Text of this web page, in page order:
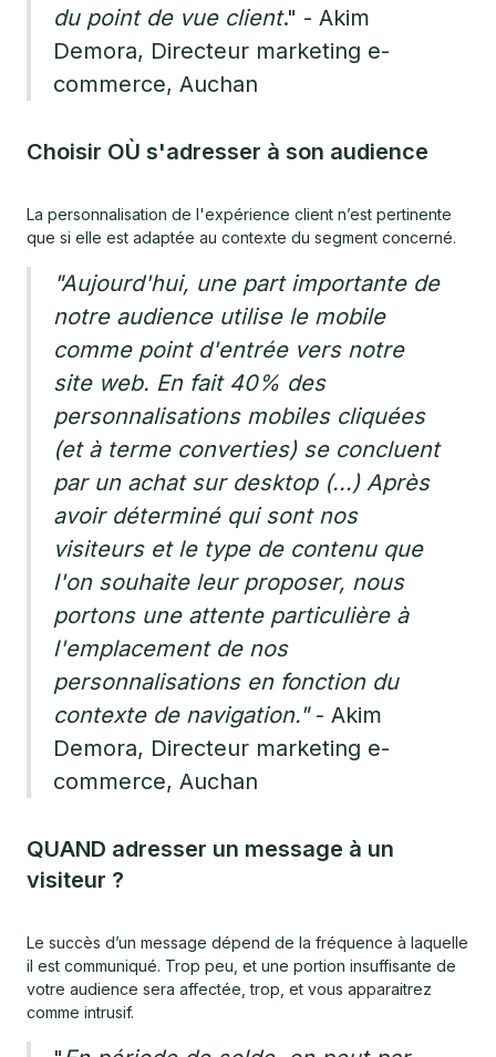
du point de vue client." - Akim
Demora, Directeur marketing e-
commerce, Auchan
Choisir OÙ s'adresser à son audience
La personnalisation de l'expérience client n’est pertinente
que si elle est adaptée au contexte du segment concerné.
"Aujourd'hui, une part importante de
notre audience utilise le mobile
comme point d'entrée vers notre
site web. En fait 40% des
personnalisations mobiles cliquées
(et à terme converties) se concluent
par un achat sur desktop (...) Après
avoir déterminé qui sont nos
visiteurs et le type de contenu que
l'on souhaite leur proposer, nous
portons une attente particulière à
l'emplacement de nos
personnalisations en fonction du
contexte de navigation." - Akim
Demora, Directeur marketing e-
commerce, Auchan
QUAND adresser un message à un
visiteur ?
Le succès d’un message dépend de la fréquence à laquelle
il est communiqué. Trop peu, et une portion insuffisante de
votre audience sera affectée, trop, et vous apparaitrez
comme intrusif.